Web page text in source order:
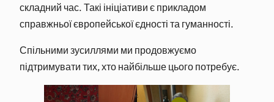
складний час. Такі ініціативи є прикладом
справжньої європейської єдності та гуманності.
Спільними зусиллями ми продовжуємо
підтримувати тих, хто найбільше цього потребує.